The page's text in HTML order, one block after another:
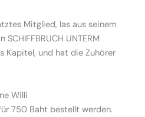
Mitglied, las aus seinem
UNTERM
Kapitel, und hat die Zuhörer
Willi
750 Baht bestellt werden.